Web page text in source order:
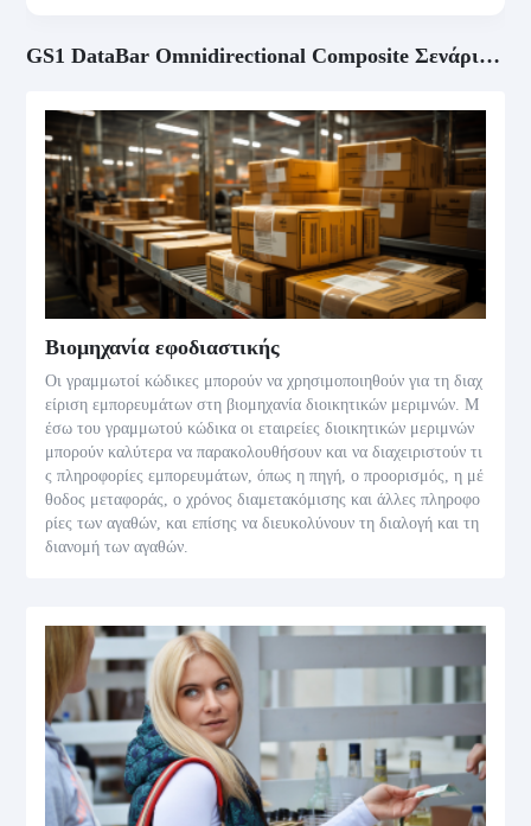
GS1 DataBar Omnidirectional Composite Σενάρια εφαρμογής
Βιομηχανία εφοδιαστικής
Οι γραμμωτοί κώδικες μπορούν να χρησιμοποιηθούν για τη διαχ
είριση εμπορευμάτων στη βιομηχανία διοικητικών μεριμνών. Μ
έσω του γραμμωτού κώδικα οι εταιρείες διοικητικών μεριμνών
μπορούν καλύτερα να παρακολουθήσουν και να διαχειριστούν τι
ς πληροφορίες εμπορευμάτων, όπως η πηγή, ο προορισμός, η μέ
θοδος μεταφοράς, ο χρόνος διαμετακόμισης και άλλες πληροφο
ρίες των αγαθών, και επίσης να διευκολύνουν τη διαλογή και τη
διανομή των αγαθών.